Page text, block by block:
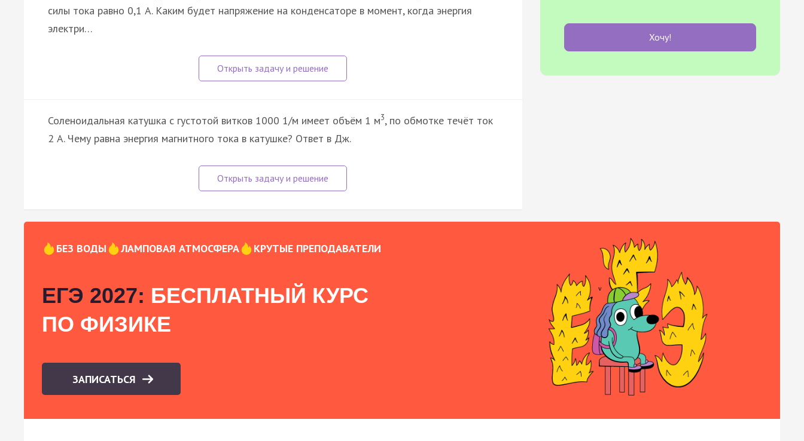
силы тока равно 0,1 А. Каким будет напряжение на конденсаторе в момент, когда энергия
электри…
Соленоидальная катушка с густотой витков 1000 1/м имеет объём 1 м3, по обмотке течёт ток
2 A. Чему равна энергия магнитного тока в катушке? Ответ в Дж.
Хочу!
БЕЗ ВОДЫ ЛАМПОВАЯ АТМОСФЕРА КРУТЫЕ ПРЕПОДАВАТЕЛИ
ЕГЭ 2027: БЕСПЛАТНЫЙ КУРС
ПО ФИЗИКЕ
ЗАПИСАТЬСЯ